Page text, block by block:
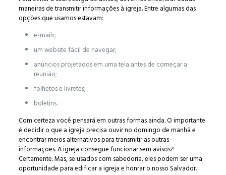
maneiras de transmitir informações à igreja. Entre algumas das
opções que usamos estavam:
e-mails;
um website fácil de navegar;
anúncios projetados em uma tela antes de começar a
reunião;
folhetos e livretes;
boletins.
Com certeza você pensará em outras formas ainda. O importante
é decidir o que a igreja precisa ouvir no domingo de manhã e
encontrar meios alternativos para transmitir as outras
informações. A igreja consegue funcionar sem avisos?
Certamente. Mas, se usados com sabedoria, eles podem ser uma
oportunidade para edificar a igreja e honrar o nosso Salvador.